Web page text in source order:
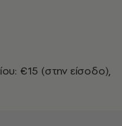
€15 (στην είσοδο),